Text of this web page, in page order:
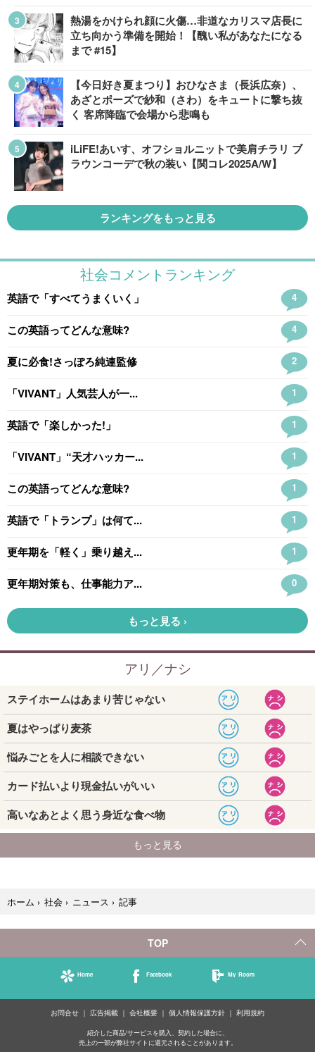
熱湯をかけられ顔に火傷…非道なカリスマ店長に
立ち向かう準備を開始！【醜い私があなたになる
まで #15】
【今日好き夏まつり】おひなさま（長浜広奈）、
あざとポーズで紗和（さわ）をキュートに撃ち抜
く 客席降臨で会場から悲鳴も
iLiFE!あいす、オフショルニットで美肩チラリ ブ
ラウンコーデで秋の装い【関コレ2025A/W】
ランキングをもっと見る
ホーム › 社会 › ニュース › 記事
TOP
Home Facebook My Room
お問合せ 広告掲載 会社概要 個人情報保護方針 利用規約
紹介した商品/サービスを購入、契約した場合に、
売上の一部が弊社サイトに還元されることがあります。